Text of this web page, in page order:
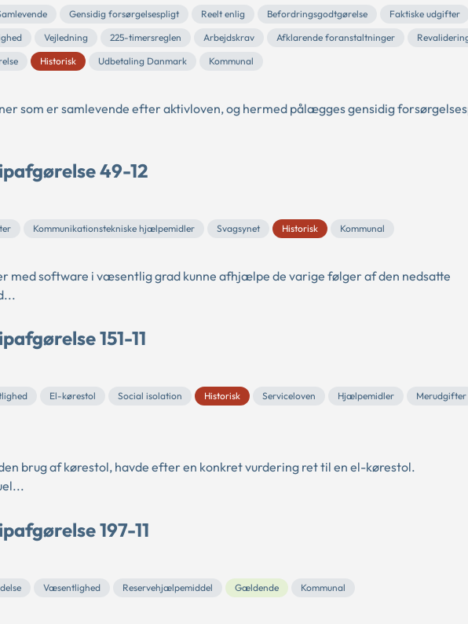
Gensidig forsørgelsespligt Reelt enlig Befordringsgodtgørelse
Faktiske udgifter
Vejledning 225-timersreglen Arbejdskrav Afklarende foranstaltninger
Historisk Udbetaling Danmark Kommunal
som er samlevende efter aktivloven, og hermed pålægges gensidig
49-12
Kommunikationstekniske hjælpemidler Svagsynet Historisk Kommunal
med software i væsentlig grad kunne afhjælpe de varige følger af den nedsatte
151-11
El-kørestol Social isolation Historisk Serviceloven Hjælpemidler
Merudgifter
brug af kørestol, havde efter en konkret vurdering ret til en el-kørestol.
197-11
Væsentlighed Reservehjælpemiddel Gældende Kommunal